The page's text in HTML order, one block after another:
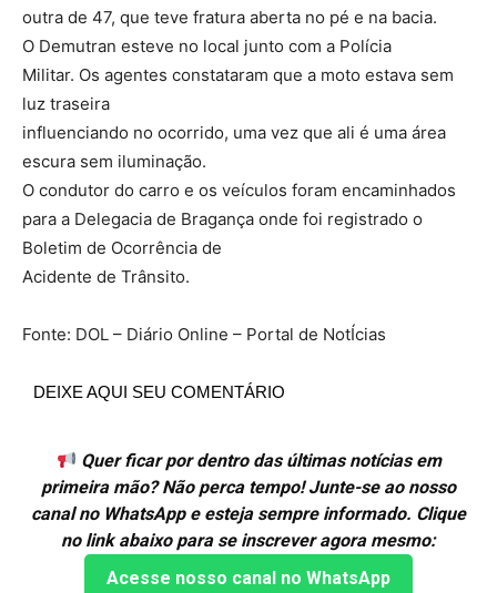
outra de 47, que teve fratura aberta no pé e na bacia.
O Demutran esteve no local junto com a Polícia
Militar. Os agentes constataram que a moto estava sem
luz traseira
influenciando no ocorrido, uma vez que ali é uma área
escura sem iluminação.
O condutor do carro e os veículos foram encaminhados
para a Delegacia de Bragança onde foi registrado o
Boletim de Ocorrência de
Acidente de Trânsito.
Fonte: DOL – Diário Online – Portal de NotÍcias
DEIXE AQUI SEU COMENTÁRIO
Quer ficar por dentro das últimas notícias em
primeira mão? Não perca tempo! Junte-se ao nosso
canal no WhatsApp e esteja sempre informado. Clique
no link abaixo para se inscrever agora mesmo:
Acesse nosso canal no WhatsApp